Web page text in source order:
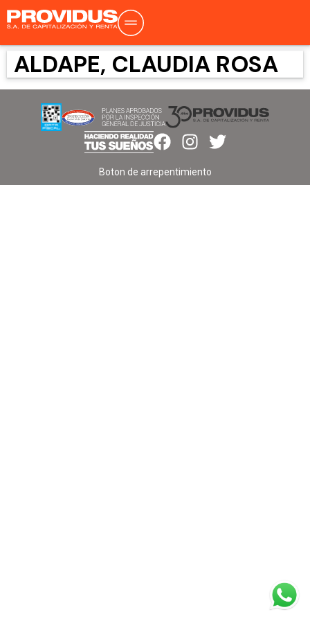
ALDAPE, CLAUDIA ROSA
Boton de arrepentimiento